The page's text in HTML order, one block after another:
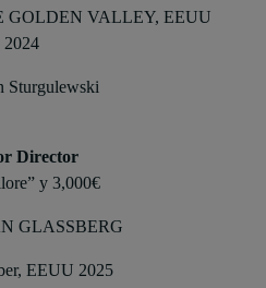
GOLDEN VALLEY, EEUU
2024
Sturgulewski
Director
y 3,000€
GLASSBERG
EEUU 2025